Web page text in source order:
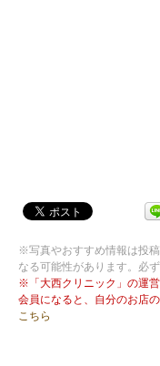
※写真やおすすめ情報は投
なる可能性があります。必
※「大西クリニック」の運
会員になると、自分のお店
こちら